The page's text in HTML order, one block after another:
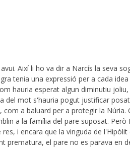
Així li ho va dir a Narcís la seva
tenia una expressió per a cada
hauria esperat algun diminutiu
del mot s'hauria pogut justificar
a baluard per a protegir la Núria.
a la família del pare suposat. Però
i encara que la vinguda de
prematura, el pare no es parava en